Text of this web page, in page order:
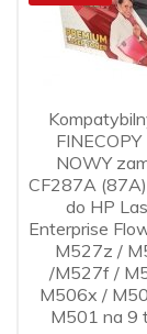
NOWY
CF287A
do HP
Enterprise
M527z /
/M527f /
M506x /
M501 na 9